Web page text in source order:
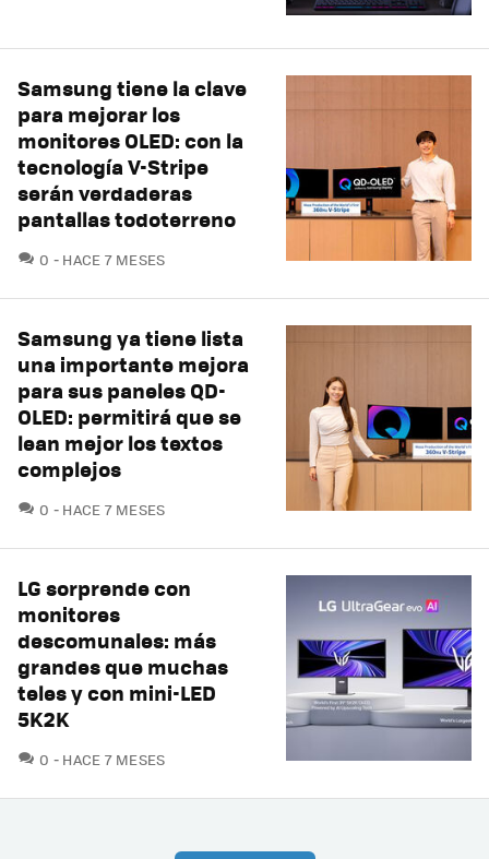
Samsung tiene la clave
para mejorar los
monitores OLED: con la
tecnología V-Stripe
serán verdaderas
pantallas todoterreno
0 COMENTARIOS
HACE 7 MESES
Samsung ya tiene lista
una importante mejora
para sus paneles QD-
OLED: permitirá que se
lean mejor los textos
complejos
0 COMENTARIOS
HACE 7 MESES
LG sorprende con
monitores
descomunales: más
grandes que muchas
teles y con mini-LED
5K2K
0 COMENTARIOS
HACE 7 MESES